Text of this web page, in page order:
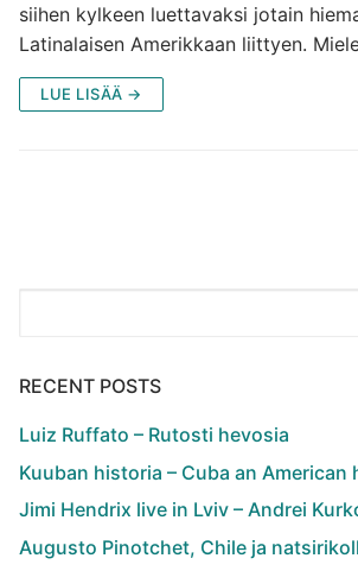
siihen kylkeen luettavaksi jotain
Latinalaisen Amerikkaan liittyen.
LUE LISÄÄ →
RECENT POSTS
Luiz Ruffato – Rutosti hevosia
Kuuban historia – Cuba an American
Jimi Hendrix live in Lviv – Andrei
Augusto Pinotchet, Chile ja